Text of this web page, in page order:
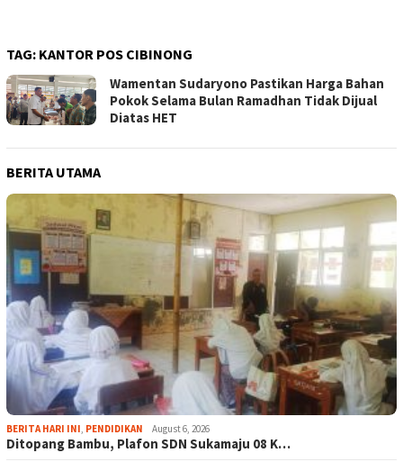
TAG: KANTOR POS CIBINONG
Wamentan Sudaryono Pastikan Harga Bahan
Pokok Selama Bulan Ramadhan Tidak Dijual
Diatas HET
BERITA UTAMA
BERITA HARI INI, PENDIDIKAN August 6, 2026
Ditopang Bambu, Plafon SDN Sukamaju 08 K…